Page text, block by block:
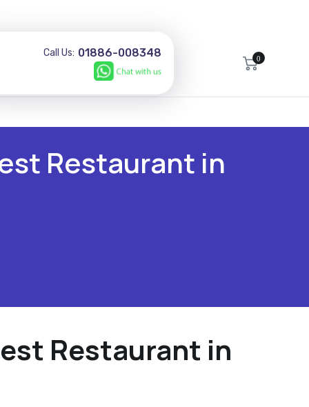
Call Us: 01886-008348 0
Restaurant in
Restaurant in